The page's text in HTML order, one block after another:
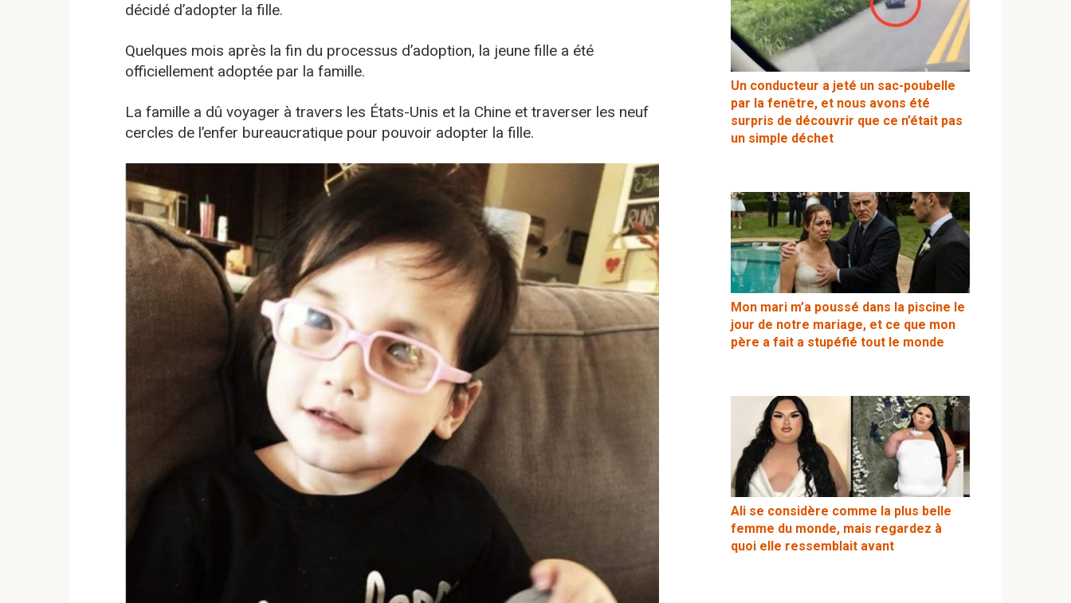
décidé d’adopter la fille.
Quelques mois après la fin du processus d’adoption, la jeune fille a été
officiellement adoptée par la famille.
La famille a dû voyager à travers les États-Unis et la Chine et traverser les neuf
cercles de l’enfer bureaucratique pour pouvoir adopter la fille.
Un conducteur a jeté un sac-poubelle
par la fenêtre, et nous avons été
surpris de découvrir que ce n’était pas
un simple déchet
Mon mari m’a poussé dans la piscine le
jour de notre mariage, et ce que mon
père a fait a stupéfié tout le monde
Ali se considère comme la plus belle
femme du monde, mais regardez à
quoi elle ressemblait avant